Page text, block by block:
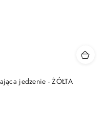
jedzenie - ŻÓŁTA